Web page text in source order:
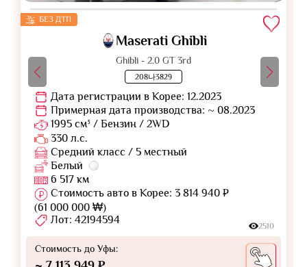
БЕЗ ДТП
Maserati Ghibli
Ghibli - 2.0 GT 3rd
208나3829
Дата регистрации в Корее: 12.2023
Примерная дата производства: ~ 08.2023
1995 см³ / Бензин / 2WD
330 л.с.
Средний класс / 5 местный
Белый
6 517 км
Стоимость авто в Корее: 3 814 940 ₽
(61 000 000 ₩)
Лот: 42194594
2510
Стоимость до Уфы: